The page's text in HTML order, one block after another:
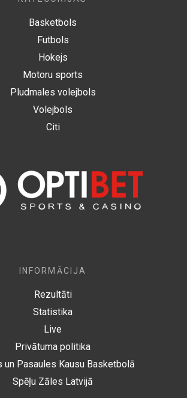
Basketbols
Futbols
Hokejs
Motoru sports
Pludmales volejbols
Volejbols
Citi
INFORMĀCIJA
Rezultāti
Statistika
Live
Privātuma politika
un Pasaules Kausu Basketbolā
Spēļu Zāles Latvijā